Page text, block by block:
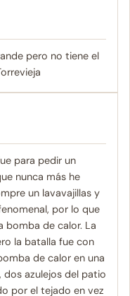
pero no tiene el
para pedir un
nunca más he
un lavavajillas y
por lo que
bomba de calor. La
la batalla fue con
de calor en una
azulejos del patio
por el tejado en vez